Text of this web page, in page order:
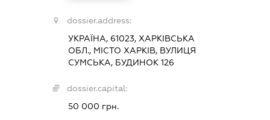
dossier.address:
УКРАЇНА, 61023, ХАРКІВСЬКА
ОБЛ., МІСТО ХАРКІВ, ВУЛИЦЯ
СУМСЬКА, БУДИНОК 126
dossier.capital:
50 000 грн.